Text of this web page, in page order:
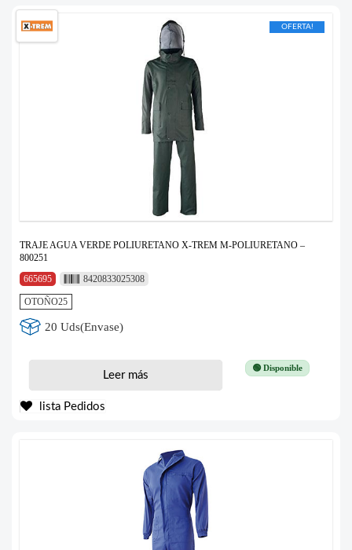
OFERTA!
TRAJE AGUA VERDE POLIURETANO X-TREM M-POLIURETANO –
800251
665695
8420833025308
OTOÑO25
20 Uds(Envase)
🟢 Disponible
Leer más
lista Pedidos